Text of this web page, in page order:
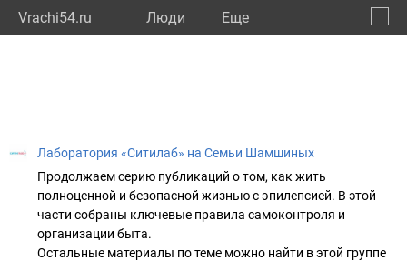
Vrachi54.ru Люди Eще
Лаборатория «Ситилаб» на Семьи Шамшиных
Продолжаем серию публикаций о том, как жить
полноценной и безопасной жизнью с эпилепсией. В этой
части собраны ключевые правила самоконтроля и
организации быта.
Остальные материалы по теме можно найти в этой группе